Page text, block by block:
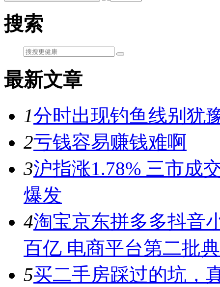
搜索
最新文章
1分时出现钓鱼线别犹
2亏钱容易赚钱难啊
3沪指涨1.78% 三市成
爆发
4淘宝京东拼多多抖音
百亿 电商平台第二批
5买二手房踩过的坑，